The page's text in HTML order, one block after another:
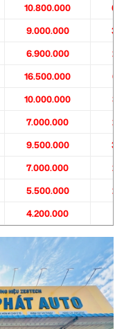
10.800.000
9.000.000
6.900.000
16.500.000
10.000.000
7.000.000
9.500.000
7.000.000
5.500.000
4.200.000